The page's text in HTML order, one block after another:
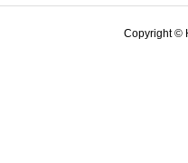
Copyright ©